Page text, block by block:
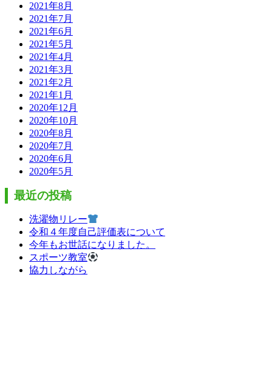
2021年8月
2021年7月
2021年6月
2021年5月
2021年4月
2021年3月
2021年2月
2021年1月
2020年12月
2020年10月
2020年8月
2020年7月
2020年6月
2020年5月
最近の投稿
洗濯物リレー
令和４年度自己評価表について
今年もお世話になりました。
スポーツ教室
協力しながら